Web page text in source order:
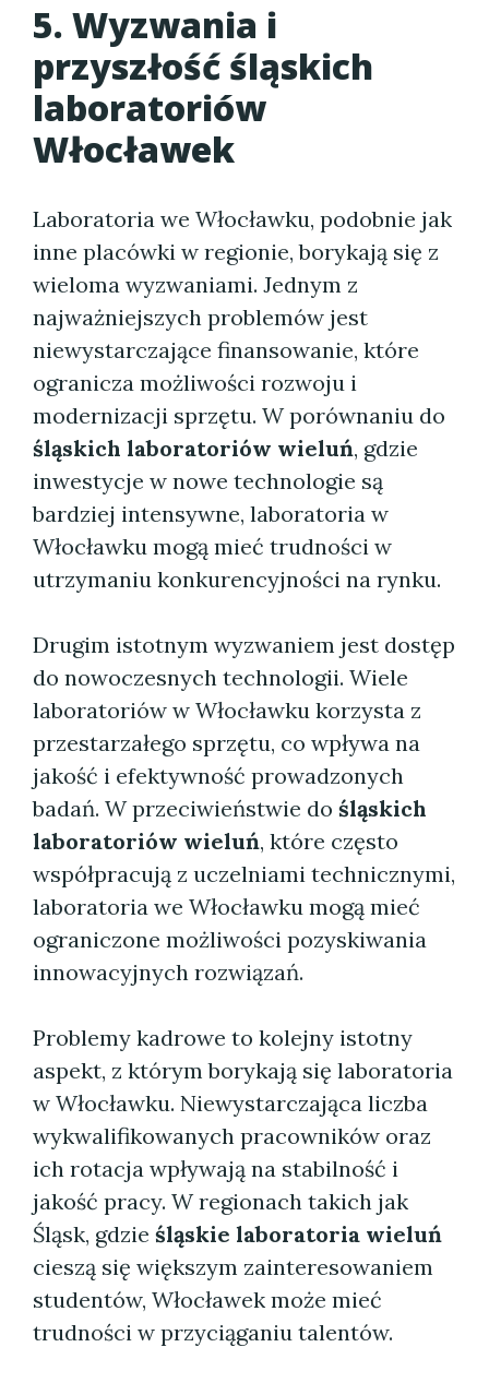
5. Wyzwania i
przyszłość śląskich
laboratoriów
Włocławek
Laboratoria we Włocławku, podobnie jak
inne placówki w regionie, borykają się z
wieloma wyzwaniami. Jednym z
najważniejszych problemów jest
niewystarczające finansowanie, które
ogranicza możliwości rozwoju i
modernizacji sprzętu. W porównaniu do
śląskich laboratoriów wieluń, gdzie
inwestycje w nowe technologie są
bardziej intensywne, laboratoria w
Włocławku mogą mieć trudności w
utrzymaniu konkurencyjności na rynku.
Drugim istotnym wyzwaniem jest dostęp
do nowoczesnych technologii. Wiele
laboratoriów w Włocławku korzysta z
przestarzałego sprzętu, co wpływa na
jakość i efektywność prowadzonych
badań. W przeciwieństwie do śląskich
laboratoriów wieluń, które często
współpracują z uczelniami technicznymi,
laboratoria we Włocławku mogą mieć
ograniczone możliwości pozyskiwania
innowacyjnych rozwiązań.
Problemy kadrowe to kolejny istotny
aspekt, z którym borykają się laboratoria
w Włocławku. Niewystarczająca liczba
wykwalifikowanych pracowników oraz
ich rotacja wpływają na stabilność i
jakość pracy. W regionach takich jak
Śląsk, gdzie śląskie laboratoria wieluń
cieszą się większym zainteresowaniem
studentów, Włocławek może mieć
trudności w przyciąganiu talentów.